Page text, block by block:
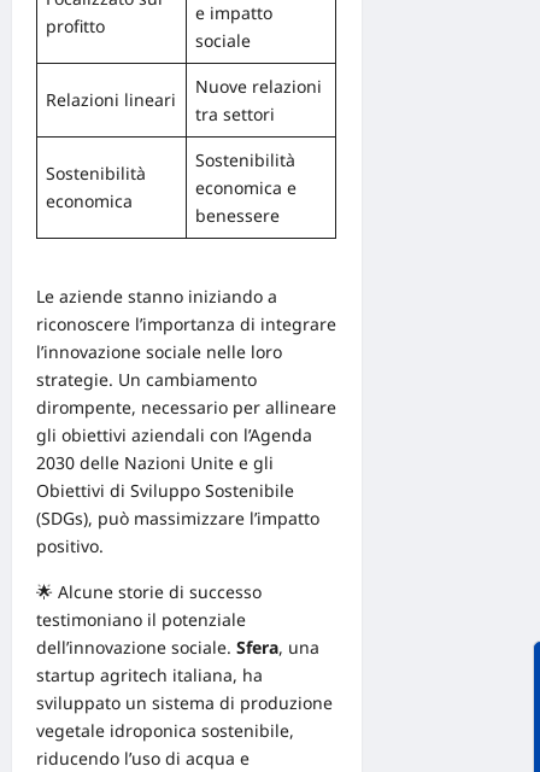
profitto
e impatto
sociale
Relazioni lineari
Nuove relazioni
tra settori
Sostenibilità
economica
Sostenibilità
economica e
benessere
Le aziende stanno iniziando a
riconoscere l’importanza di integrare
l’innovazione sociale nelle loro
strategie. Un cambiamento
dirompente, necessario per allineare
gli obiettivi aziendali con l’Agenda
2030 delle Nazioni Unite e gli
Obiettivi di Sviluppo Sostenibile
(SDGs), può massimizzare l’impatto
positivo.
🌟 Alcune storie di successo
testimoniano il potenziale
dell’innovazione sociale. Sfera, una
startup agritech italiana, ha
sviluppato un sistema di produzione
vegetale idroponica sostenibile,
riducendo l’uso di acqua e